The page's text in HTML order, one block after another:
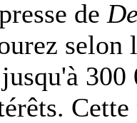
de
300
Cette